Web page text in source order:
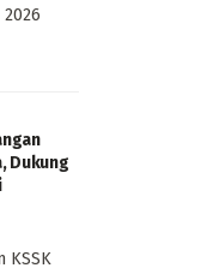
Dukung
KSSK